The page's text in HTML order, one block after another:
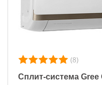
(8)
Сплит-система Gree